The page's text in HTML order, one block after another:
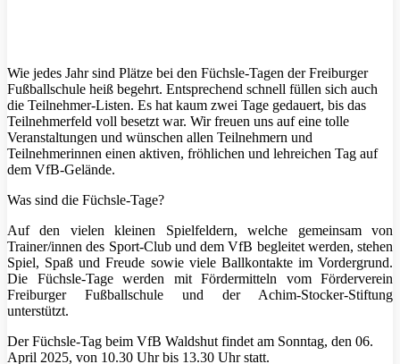
Wie jedes Jahr sind Plätze bei den Füchsle-Tagen der Freiburger
Fußballschule heiß begehrt. Entsprechend schnell füllen sich auch
die Teilnehmer-Listen. Es hat kaum zwei Tage gedauert, bis das
Teilnehmerfeld voll besetzt war. Wir freuen uns auf eine tolle
Veranstaltungen und wünschen allen Teilnehmern und
Teilnehmerinnen einen aktiven, fröhlichen und lehreichen Tag auf
dem VfB-Gelände.
Was sind die Füchsle-Tage?
Auf den vielen kleinen Spielfeldern, welche gemeinsam von
Trainer/innen des Sport-Club und dem VfB begleitet werden, stehen
Spiel, Spaß und Freude sowie viele Ballkontakte im Vordergrund.
Die Füchsle-Tage werden mit Fördermitteln vom Förderverein
Freiburger Fußballschule und der Achim-Stocker-Stiftung
unterstützt.
Der Füchsle-Tag beim VfB Waldshut findet am Sonntag, den 06.
April 2025, von 10.30 Uhr bis 13.30 Uhr statt.